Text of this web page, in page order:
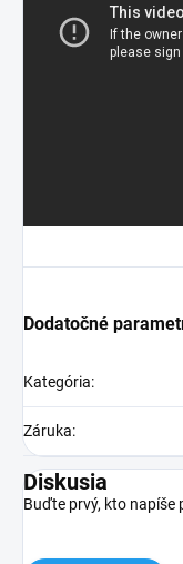
Dodatočné
Kategória:
Záruka:
Diskusia
Buďte prvý, kto napíše